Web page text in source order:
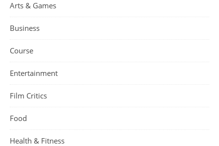
Arts & Games
Business
Course
Entertainment
Film Critics
Food
Health & Fitness